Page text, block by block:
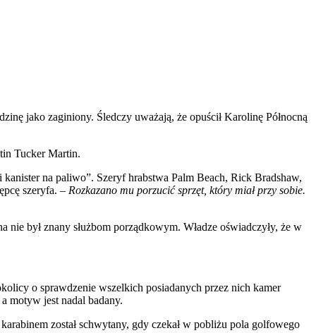
jako zaginiony. Śledczy uważają, że opuścił Karolinę Północną
Tucker Martin.
kanister na paliwo”. Szeryf hrabstwa Palm Beach, Rick Bradshaw,
szeryfa. – Rozkazano mu porzucić sprzęt, który miał przy sobie.
był znany służbom porządkowym. Władze oświadczyły, że w
o sprawdzenie wszelkich posiadanych przez nich kamer
motyw jest nadal badany.
został schwytany, gdy czekał w pobliżu pola golfowego